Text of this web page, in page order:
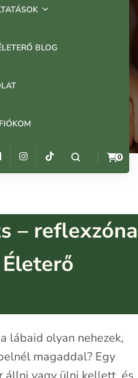
BLOG
FIÓKOM
0
– reflexzóna
lábaid olyan nehezek,
magaddal? Egy